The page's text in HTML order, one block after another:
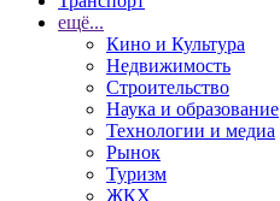
ещё...
Кино и Культура
Недвижимость
Строительство
Наука и образование
Технологии и медиа
Рынок
Туризм
ЖКХ